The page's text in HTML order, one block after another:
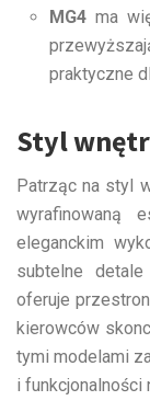
MG4 ma
praktyczne
Styl
Patrząc na styl
wyrafinowaną
eleganckim
subtelne
oferuje
kierowców
tymi modelami
i funkcjonalności